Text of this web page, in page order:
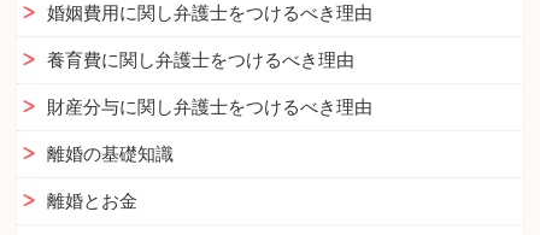
婚姻費用に関し弁護士をつけるべき理由
養育費に関し弁護士をつけるべき理由
財産分与に関し弁護士をつけるべき理由
離婚の基礎知識
離婚とお金